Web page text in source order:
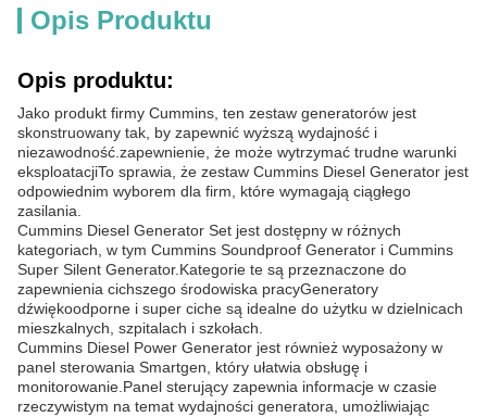
Opis Produktu
Opis produktu:
Jako produkt firmy Cummins, ten zestaw generatorów jest
skonstruowany tak, by zapewnić wyższą wydajność i
niezawodność.zapewnienie, że może wytrzymać trudne warunki
eksploatacjiTo sprawia, że zestaw Cummins Diesel Generator jest
odpowiednim wyborem dla firm, które wymagają ciągłego
zasilania.
Cummins Diesel Generator Set jest dostępny w różnych
kategoriach, w tym Cummins Soundproof Generator i Cummins
Super Silent Generator.Kategorie te są przeznaczone do
zapewnienia cichszego środowiska pracyGeneratory
dźwiękoodporne i super ciche są idealne do użytku w dzielnicach
mieszkalnych, szpitalach i szkołach.
Cummins Diesel Power Generator jest również wyposażony w
panel sterowania Smartgen, który ułatwia obsługę i
monitorowanie.Panel sterujący zapewnia informacje w czasie
rzeczywistym na temat wydajności generatora, umożliwiając